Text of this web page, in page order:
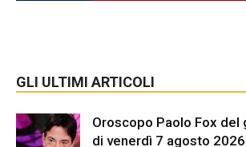
GLI ULTIMI ARTICOLI
Oroscopo Paolo Fox del
di venerdì 7 agosto 2026